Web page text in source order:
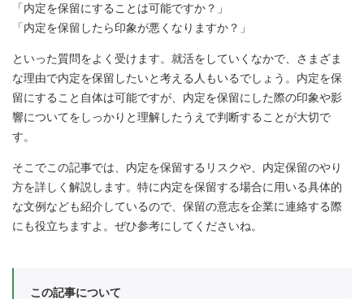
「内定を保留にすることは可能ですか？」
「内定を保留したら印象が悪くなりますか？」
といった質問をよく受けます。就活をしていくなかで、さまざま
な理由で内定を保留したいと考える人もいるでしょう。内定を保
留にすること自体は可能ですが、内定を保留にした際の印象や影
響についてをしっかりと理解したうえで判断することが大切で
す。
そこでこの記事では、内定を保留するリスクや、内定保留のやり
方を詳しく解説します。特に内定を保留する場合に用いる具体的
な文例なども紹介しているので、保留の意志を企業に連絡する際
にも役立ちますよ。ぜひ参考にしてくださいね。
この記事について